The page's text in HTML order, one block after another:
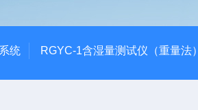
统 RGYC-1含湿量测试仪（重量法）